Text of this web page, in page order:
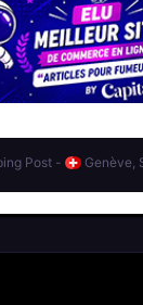
Post - Genève,